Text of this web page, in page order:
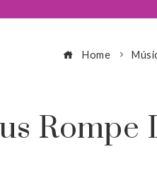
Home